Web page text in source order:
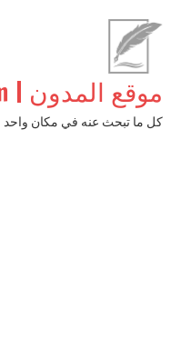
المحتوى
موقع المدون | almudwen.com
كل ما تبحث عنه في مكان واحد